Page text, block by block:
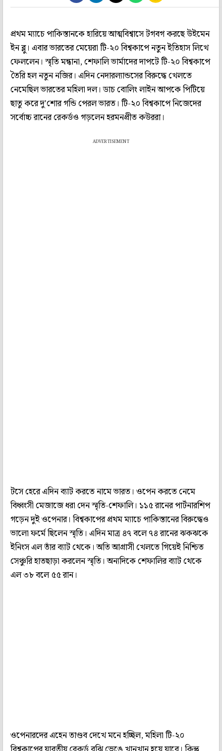
প্রথম ম্যাচে পাকিস্তানকে হারিয়ে আত্মবিশ্বাসে টগবগ করছে উইমেন
ইন ব্লু। এবার ভারতের মেয়েরা টি-২০ বিশ্বকাপে নতুন ইতিহাস লিখে
ফেললেন। স্মৃতি মন্ধানা, শেফালি ভার্মাদের দাপটে টি-২০ বিশ্বকাপে
তৈরি হল নতুন নজির। এদিন নেদারল্যান্ডসের বিরুদ্ধে খেলতে
নেমেছিল ভারতের মহিলা দল। ডাচ বোলিং লাইন আপকে পিটিয়ে
ছাতু করে দু'শোর গন্ডি পেরল ভারত। টি-২০ বিশ্বকাপে নিজেদের
সর্বোচ্চ রানের রেকর্ডও গড়লেন হরমনপ্রীত কউররা।
ADVERTISEMENT
টসে হেরে এদিন ব্যাট করতে নামে ভারত। ওপেন করতে নেমে
বিধ্বংসী মেজাজে ধরা দেন স্মৃতি-শেফালি। ১১৫ রানের পার্টনারশিপ
গড়েন দুই ওপেনার। বিশ্বকাপের প্রথম ম্যাচে পাকিস্তানের বিরুদ্ধেও
ভালো ফর্মে ছিলেন স্মৃতি। এদিন মাত্র ৪৭ বলে ৭৪ রানের ঝকঝকে
ইনিংস এল তাঁর ব্যাট থেকে। অতি আগ্রাসী খেলতে গিয়েই নিশ্চিত
সেঞ্চুরি হাতছাড়া করলেন স্মৃতি। অন্যদিকে শেফালির ব্যাট থেকে
এল ৩৮ বলে ৫৫ রান।
ওপেনারদের এহেন তাণ্ডব দেখে মনে হচ্ছিল, মহিলা টি-২০